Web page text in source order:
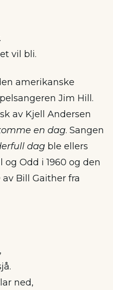
vil bli.
amerikanske
Jim Hill.
av Kjell Andersen
en dag. Sangen
dag ble ellers
Odd i 1960 og den
Bill Gaither fra
ned,